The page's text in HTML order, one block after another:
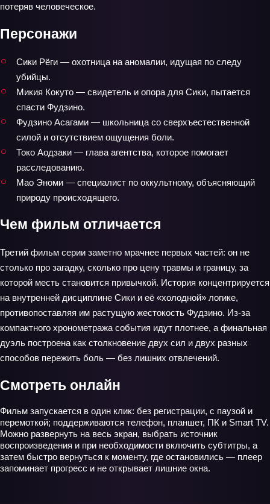
потеряв человеческое.
Персонажи
Сики Рёги — охотница на аномалии, идущая по следу
убийцы.
Микия Кокуто — свидетель и опора для Сики, пытается
спасти Фудзино.
Фудзино Асагами — школьница со сверхъестественной
силой и отсутствием ощущения боли.
Токо Аодзаки — глава агентства, которое помогает
расследованию.
Мао Эноми — специалист по оккультному, объясняющий
природу происходящего.
Чем фильм отличается
Третий фильм серии заметно мрачнее первых частей: он не
столько про загадку, сколько про цену травмы и границу, за
которой месть становится привычкой. История концентрируется
на внутренней дисциплине Сики и её «холодной» логике,
противопоставляя им растущую жестокость Фудзино. Из‑за
компактного хронометража события идут плотнее, а финальная
дуэль построена как столкновение двух сил и двух разных
способов пережить боль — без лишних отвлечений.
Смотреть онлайн
Фильм запускается в один клик: без регистрации, с паузой и
перемоткой; поддерживаются телефон, планшет, ПК и Smart TV.
Можно развернуть на весь экран, выбрать источник
воспроизведения и при необходимости включить субтитры, а
затем быстро вернуться к моменту, где остановились — плеер
запоминает прогресс и не открывает лишние окна.